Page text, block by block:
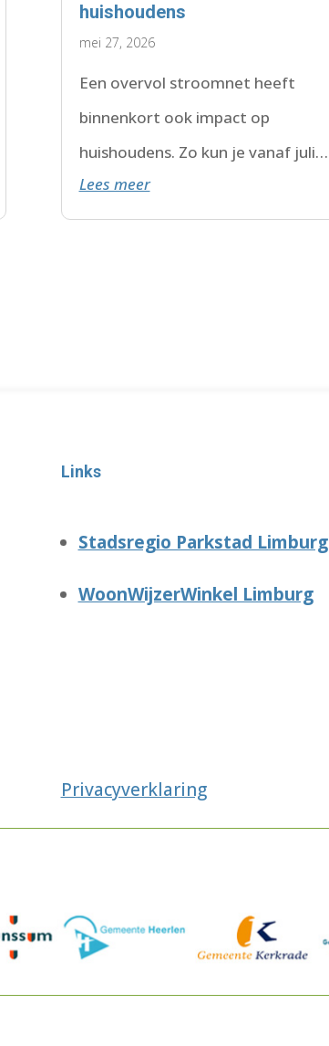
huishoudens
mei 27, 2026
Een overvol stroomnet heeft
binnenkort ook impact op
huishoudens. Zo kun je vanaf juli
2026 te maken krijgen met een
wachtlijst.
Lees meer
Links
Stadsregio Parkstad Limburg
WoonWijzerWinkel Limburg
Privacyverklaring